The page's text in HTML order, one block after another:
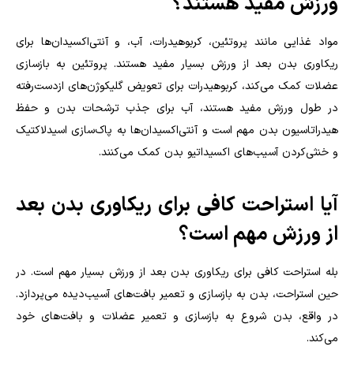
مواد غذایی مانند پروتئین، کربوهیدرات، آب، و آنتی‌اکسیدان‌ها برای
ریکاوری بدن بعد از ورزش بسیار مفید هستند. پروتئین به بازسازی
عضلات کمک می‌کند، کربوهیدرات برای تعویض گلیکوژن‌های ازدست‌رفته
در طول ورزش مفید هستند، آب برای جذب ترشحات بدن و حفظ
هیدراتاسیون بدن مهم است و آنتی‌اکسیدان‌ها به پاک‌سازی اسیدلاکتیک
و خنثی‌کردن آسیب‌های اکسیداتیو بدن کمک می‌کنند.
آیا استراحت کافی برای ریکاوری بدن بعد
از ورزش مهم است؟
بله استراحت کافی برای ریکاوری بدن بعد از ورزش بسیار مهم است. در
حین استراحت، بدن به بازسازی و تعمیر بافت‌های آسیب‌دیده می‌پردازد.
در واقع، بدن شروع به بازسازی و تعمیر عضلات و بافت‌های خود
می‌کند.